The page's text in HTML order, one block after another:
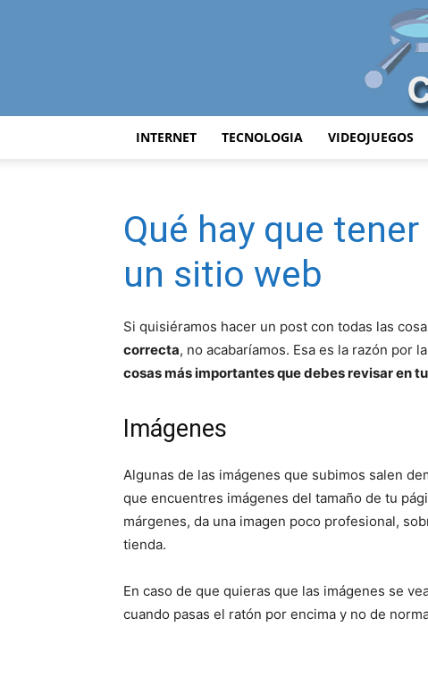
INTERNET TECNOLOGIA VIDEOJUEGOS
Qué hay que
un sitio web
Si quisiéramos hacer un post con todas las
correcta, no acabaríamos. Esa es la razón por
cosas más importantes que debes revisar en
Imágenes
Algunas de las imágenes que subimos salen
que encuentres imágenes del tamaño de tu
márgenes, da una imagen poco profesional,
tienda.
En caso de que quieras que las imágenes se
cuando pasas el ratón por encima y no de